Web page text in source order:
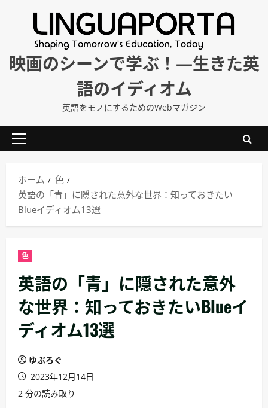
映画のシーンで学ぶ！―生きた英
語のイディオム
英語をモノにするためのWebマガジン
メ
ン
メ
ニ
ホーム
色
英語の「青」に隠された意外な世界：知っておきたい
Blueイディオム13選
色
英語の「青」に隠された意外
な世界：知っておきたいBlueイ
ディオム13選
ゆぶろぐ
2023年12月14日
2 分の読み取り